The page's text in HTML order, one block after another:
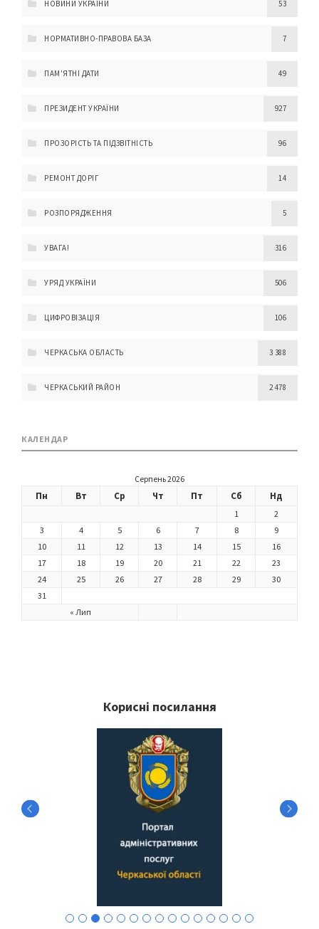
НОВИНИ УКРАЇНИ 53
НОРМАТИВНО-ПРАВОВА БАЗА 7
ПАМ'ЯТНІ ДАТИ 49
ПРЕЗИДЕНТ УКРАЇНИ 927
ПРОЗОРІСТЬ ТА ПІДЗВІТНІСТЬ 96
РЕМОНТ ДОРІГ 14
РОЗПОРЯДЖЕННЯ 5
УВАГА! 316
УРЯД УКРАЇНИ 506
ЦИФРОВІЗАЦІЯ 106
ЧЕРКАСЬКА ОБЛАСТЬ 3 388
ЧЕРКАСЬКИЙ РАЙОН 2 478
КАЛЕНДАР
Серпень 2026
Пн Вт Ср Чт Пт Сб Нд
« Лип
1
2
3
4 5 6 7 8
9
10
11 12 13 14 15
16
17
18 19 20 21 22
23
24
25 26 27 28 29
30
31
Корисні посилання